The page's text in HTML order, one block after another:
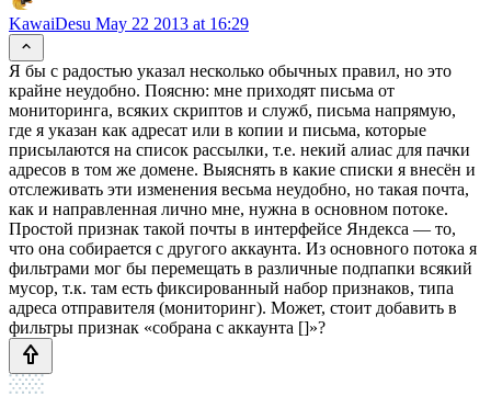
KawaiDesu May 22 2013 at 16:29
Я бы с радостью указал несколько обычных правил, но это
крайне неудобно. Поясню: мне приходят письма от
мониторинга, всяких скриптов и служб, письма напрямую,
где я указан как адресат или в копии и письма, которые
присылаются на список рассылки, т.е. некий алиас для пачки
адресов в том же домене. Выяснять в какие списки я внесён и
отслеживать эти изменения весьма неудобно, но такая почта,
как и направленная лично мне, нужна в основном потоке.
Простой признак такой почты в интерфейсе Яндекса — то,
что она собирается с другого аккаунта. Из основного потока я
фильтрами мог бы перемещать в различные подпапки всякий
мусор, т.к. там есть фиксированный набор признаков, типа
адреса отправителя (мониторинг). Может, стоит добавить в
фильтры признак «собрана с аккаунта []»?